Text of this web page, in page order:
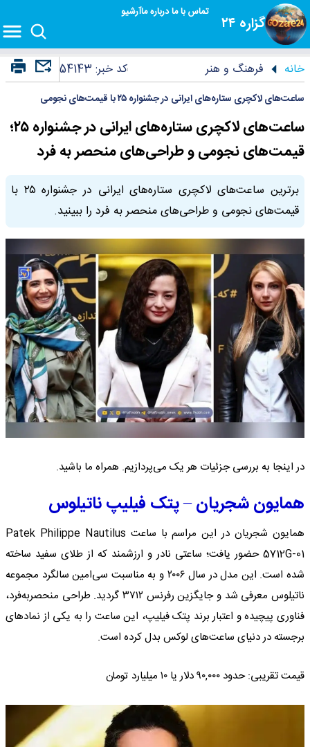
گزاره ۲۴
تماس با مادرباره ماآرشیو
خانه فرهنگ و هنر کد خبر: 54143
ساعت‌های لاکچری ستاره‌های ایرانی در جشنواره ۲۵ با قیمت‌های نجومی
ساعت‌های لاکچری ستاره‌های ایرانی در جشنواره ۲۵؛
قیمت‌های نجومی و طراحی‌های منحصر به فرد
برترین ساعت‌های لاکچری ستاره‌های ایرانی در جشنواره ۲۵ با
قیمت‌های نجومی و طراحی‌های منحصر به فرد را ببینید.
در اینجا به بررسی جزئیات هر یک می‌پردازیم. همراه ما باشید.
همایون شجریان – پتک فیلیپ ناتیلوس
همایون شجریان در این مراسم با ساعت Patek Philippe Nautilus
5712G-01 حضور یافت؛ ساعتی نادر و ارزشمند که از طلای سفید ساخته
شده است. این مدل در سال ۲۰۰۶ و به مناسبت سی‌امین سالگرد مجموعه
ناتیلوس معرفی شد و جایگزین رفرنس ۳۷۱۲ گردید. طراحی منحصربه‌فرد،
فناوری پیچیده و اعتبار برند پتک فیلیپ، این ساعت را به یکی از نمادهای
برجسته در دنیای ساعت‌های لوکس بدل کرده است.
قیمت تقریبی: حدود ۹۰,۰۰۰ دلار یا ۱۰ میلیارد تومان